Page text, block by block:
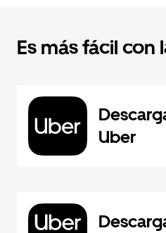
Es más fácil con
Uber